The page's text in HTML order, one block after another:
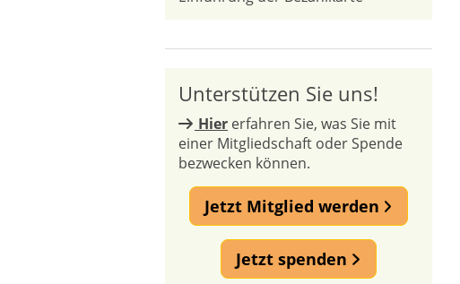
Unterstützen Sie uns!
Hier erfahren Sie, was Sie mit
einer Mitgliedschaft oder Spende
bezwecken können.
Jetzt Mitglied werden
Jetzt spenden